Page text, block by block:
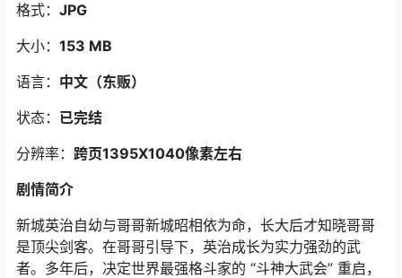
格式： JPG
大小： 153 MB
语言： 中文（东贩）
状态： 已完结
分辨率： 跨页1395X1040像素左右
剧情简介
新城英治自幼与哥哥新城昭相依为命，长大后才知晓哥哥
是顶尖剑客。在哥哥引导下，英治成长为实力强劲的武
者。多年后，决定世界最强格斗家的 “斗神大武会” 重启，